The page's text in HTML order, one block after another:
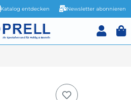
Katalog entdecken Newsletter abonnieren